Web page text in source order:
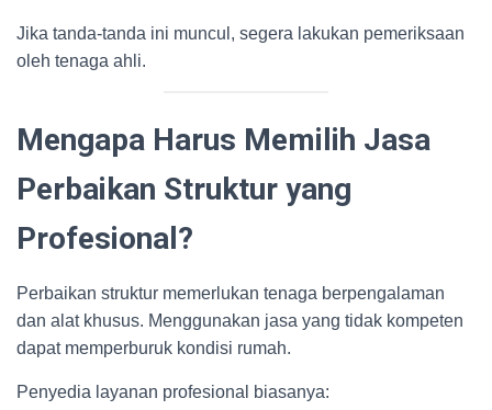
Jika tanda-tanda ini muncul, segera lakukan pemeriksaan
oleh tenaga ahli.
Mengapa Harus Memilih Jasa
Perbaikan Struktur yang
Profesional?
Perbaikan struktur memerlukan tenaga berpengalaman
dan alat khusus. Menggunakan jasa yang tidak kompeten
dapat memperburuk kondisi rumah.
Penyedia layanan profesional biasanya: